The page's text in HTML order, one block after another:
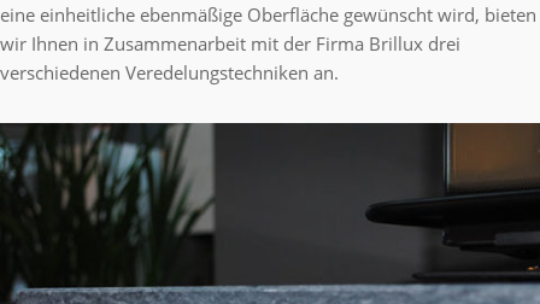
eine einheitliche ebenmäßige Oberfläche gewünscht wird, bieten
wir Ihnen in Zusammenarbeit mit der Firma Brillux drei
verschiedenen Veredelungstechniken an.